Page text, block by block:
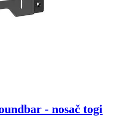
- nosač togi